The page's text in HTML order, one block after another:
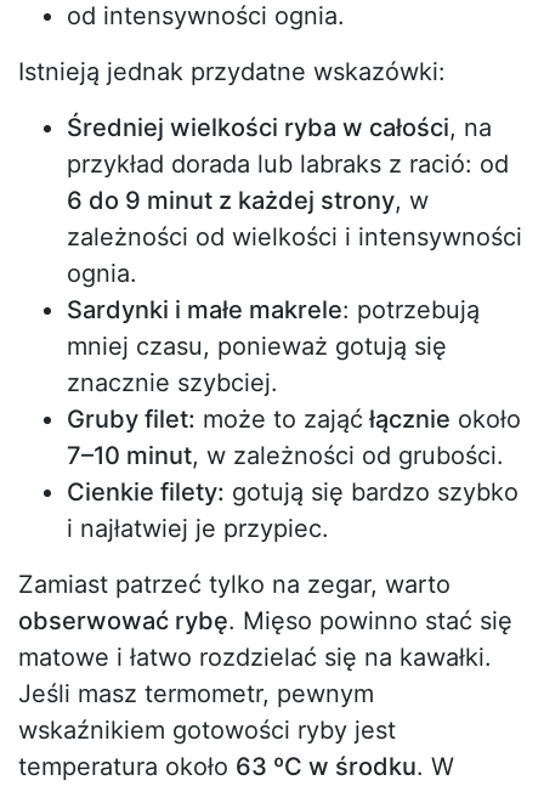
od intensywności ognia.
Istnieją jednak przydatne wskazówki:
Średniej wielkości ryba w całości, na
przykład dorada lub labraks z ració: od
6 do 9 minut z każdej strony, w
zależności od wielkości i intensywności
ognia.
Sardynki i małe makrele: potrzebują
mniej czasu, ponieważ gotują się
znacznie szybciej.
Gruby filet: może to zająć łącznie około
7–10 minut, w zależności od grubości.
Cienkie filety: gotują się bardzo szybko
i najłatwiej je przypiec.
Zamiast patrzeć tylko na zegar, warto
obserwować rybę. Mięso powinno stać się
matowe i łatwo rozdzielać się na kawałki.
Jeśli masz termometr, pewnym
wskaźnikiem gotowości ryby jest
temperatura około 63 ºC w środku. W